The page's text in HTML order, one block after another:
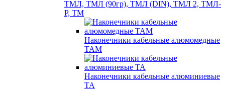
ТМЛ, ТМЛ (90гр), ТМЛ (DIN), ТМЛ 2, ТМЛ-
Р, ТМ
Наконечники кабельные алюмомедные
ТАМ
Наконечники кабельные алюминиевые
ТА